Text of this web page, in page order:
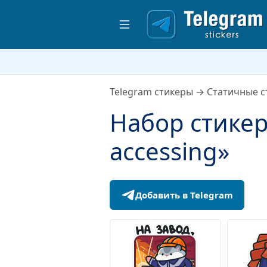
Telegram стикеры → Статичные
Набор
accessing»
Добавить в Telegram